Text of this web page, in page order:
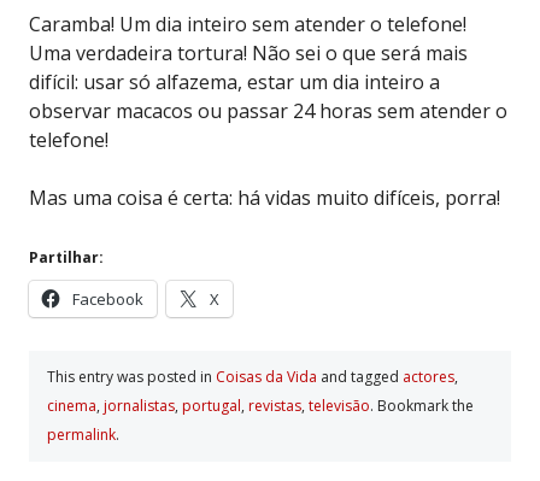
Caramba! Um dia inteiro sem atender o telefone!
Uma verdadeira tortura! Não sei o que será mais
difícil: usar só alfazema, estar um dia inteiro a
observar macacos ou passar 24 horas sem atender o
telefone!
Mas uma coisa é certa: há vidas muito difíceis, porra!
Partilhar:
Facebook X
This entry was posted in Coisas da Vida and tagged actores,
cinema, jornalistas, portugal, revistas, televisão. Bookmark the
permalink.